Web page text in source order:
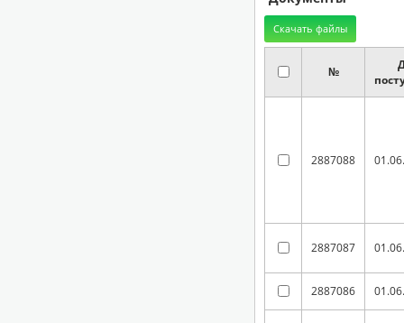
№
2887088
2887087
2887086